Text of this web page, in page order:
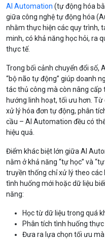
AI Automation (tự động hóa
giữa công nghệ tự động hóa
nhằm thực hiện các quy trình,
minh, có khả năng học hỏi, ra
thực tế.
Trong bối cảnh chuyển đổi
“bộ não tự động” giúp doanh
tác thủ công mà còn nâng
hướng linh hoạt, tối ưu hơn.
xử lý hóa đơn tự động, phân
cầu – AI Automation đều có
hiệu quả.
Điểm khác biệt lớn giữa AI
nằm ở khả năng “tự học” và
truyền thống chỉ xử lý theo các
tình huống mới hoặc dữ liệu
năng:
Học từ dữ liệu trong quá
Phân tích tình huống thực
Đưa ra lựa chọn tối ưu